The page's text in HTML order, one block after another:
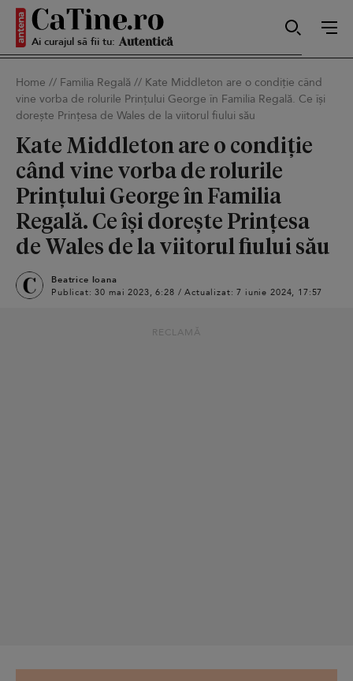
Ai curajul să fii tu: Sexy
Autentică
Sensibilă
Home // Familia Regală // Kate Middleton are o condiție când
vine vorba de rolurile Prințului George în Familia Regală. Ce își
dorește Prințesa de Wales de la viitorul fiului său
Kate Middleton are o condiție
când vine vorba de rolurile
Prințului George în Familia
Regală. Ce își dorește Prințesa
de Wales de la viitorul fiului său
Beatrice Ioana
Publicat: 30 mai 2023, 6:28 / Actualizat: 7 iunie 2024, 17:57
RECLAMĂ